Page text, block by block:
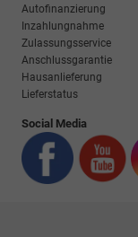
Autofinanzierung
Inzahlungnahme
Zulassungsservice
Anschlussgarantie
Hausanlieferung
Lieferstatus
Social Media